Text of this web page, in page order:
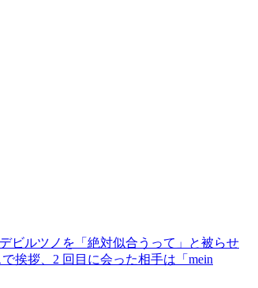
ビルツノを「絶対似合うって」と被らせ
挨拶、2 回目に会った相手は「mein